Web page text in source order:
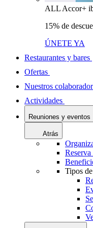
ALL Accor+
15% de
ÚNETE YA
Restaurantes y bares
Ofertas
Nuestros
Actividades
Reuniones y eventos
Atrás
Tipos